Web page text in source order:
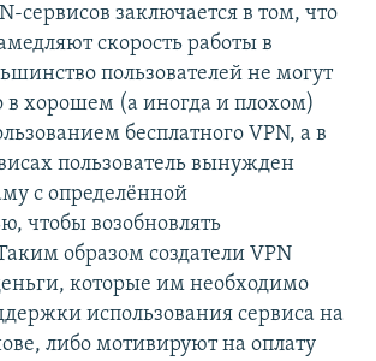
сервисов заключается в том, что
скорость работы в
пользователей не могут
в хорошем (а иногда и плохом)
бесплатного VPN, а в
пользователь вынужден
с определённой
чтобы возобновлять
образом создатели VPN
которые им необходимо
использования сервиса на
либо мотивируют на оплату